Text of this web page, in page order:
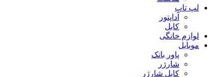
لپ تاپ
آداپتور
کابل
لوازم خانگی
موبایل
پاور بانک
شارژر
کابل شارژر